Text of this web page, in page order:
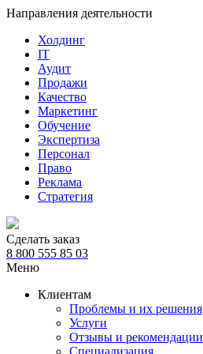
Направления деятельности
Холдинг
IT
Аудит
Продажи
Качество
Маркетинг
Обучение
Экспертиза
Персонал
Право
Реклама
Стратегия
Сделать заказ
8 800 555 85 03
Меню
Клиентам
Проблемы и их решения
Услуги
Отзывы и рекомендации
Специализация